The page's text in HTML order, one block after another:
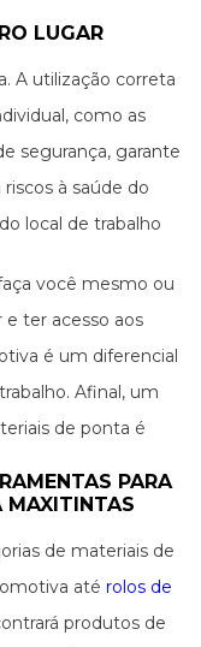
LUGAR
A utilização correta
como as
segurança, garante
à saúde do
local de trabalho
prejudiciais.
você mesmo ou
ter acesso aos
é um diferencial
Afinal, um
de ponta é
PARA
MAXITINTAS
de materiais de
até rolos de
produtos de